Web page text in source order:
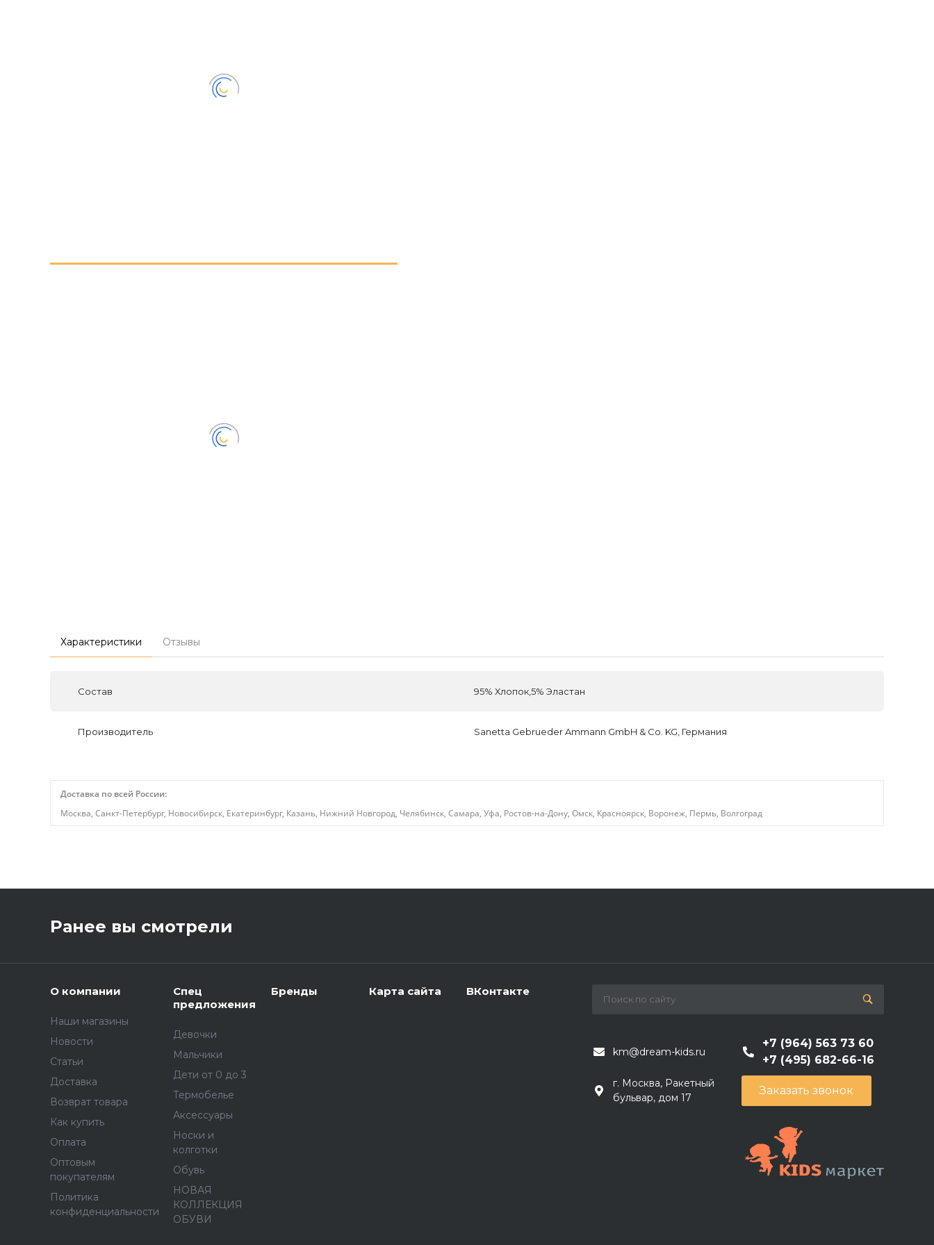
Характеристики Отзывы
Состав 95% Хлопок,5% Эластан
Производитель Sanetta Gebrueder Ammann GmbH & Co. KG, Германия
Доставка по всей России:
Москва, Санкт-Петербург, Новосибирск, Екатеринбург, Казань, Нижний Новгород, Челябинск, Самара, Уфа, Ростов-на-Дону, Омск, Красноярск, Воронеж, Пермь, Волгоград
Ранее вы смотрели
О компании
Наши магазины
Новости
Статьи
Доставка
Возврат товара
Как купить
Оплата
Оптовым
покупателям
Политика
конфиденциальности
Спец
предложения
Девочки
Мальчики
Дети от 0 до 3
Термобелье
Аксессуары
Носки и
колготки
Обувь
НОВАЯ
КОЛЛЕКЦИЯ
ОБУВИ
Бренды Карта сайта ВКонтакте
km@dream-kids.ru
+7 (964) 563 73 60
+7 (495) 682-66-16
г. Москва, Ракетный
бульвар, дом 17
Заказать звонок